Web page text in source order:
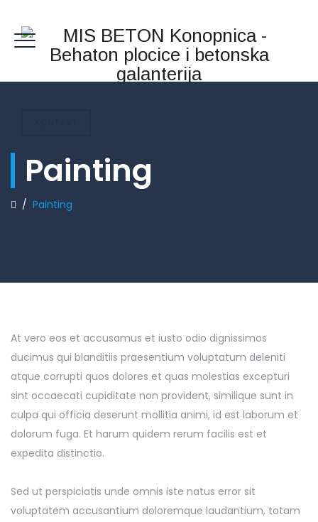
Painting
/ Painting
At vero eos et accusamus et iusto odio dignissimos
ducimus qui blanditiis praesentium voluptatum deleniti
atque corrupti quos dolores et quas molestias excepturi
sint occaecati cupiditate non provident, similique sunt in
culpa qui officia deserunt mollitia animi, id est laborum et
dolorum fuga. Et harum quidem rerum facilis est et
expedita distinctio.
Sed ut perspiciatis unde omnis iste natus error sit
voluptatem accusantium doloremque laudantium, totam